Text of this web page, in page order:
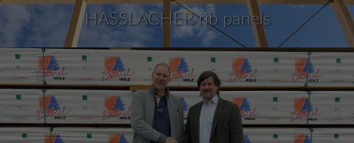
HASSLACHER rib panels